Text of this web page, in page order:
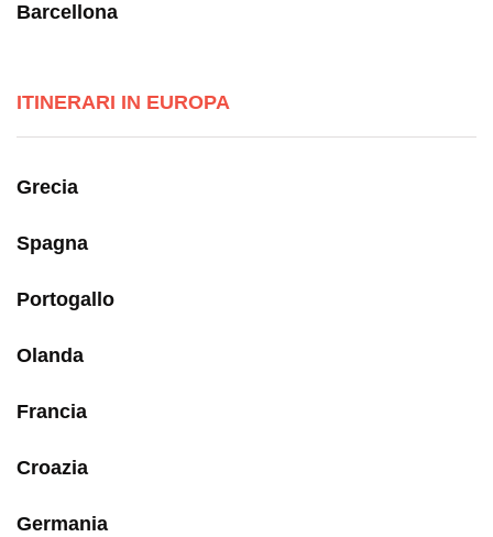
Barcellona
ITINERARI IN EUROPA
Grecia
Spagna
Portogallo
Olanda
Francia
Croazia
Germania